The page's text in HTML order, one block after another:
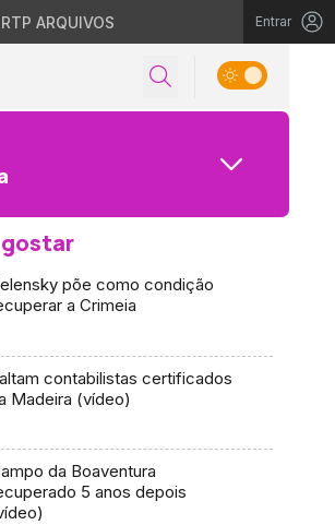
RTP ARQUIVOS Entrar
gostar
põe como condição
a Crimeia
contabilistas certificados
Madeira (vídeo)
da Boaventura
5 anos depois